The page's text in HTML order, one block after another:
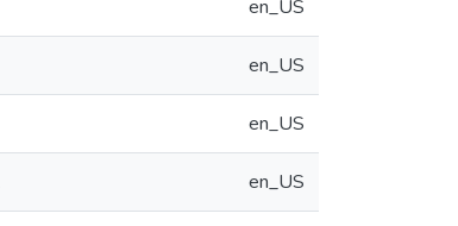
en_US
en_US
en_US
en_US